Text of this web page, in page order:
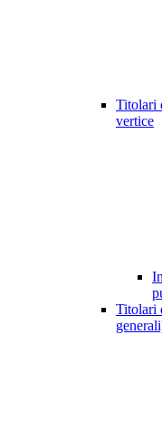
Titolari
vertice
Titolari